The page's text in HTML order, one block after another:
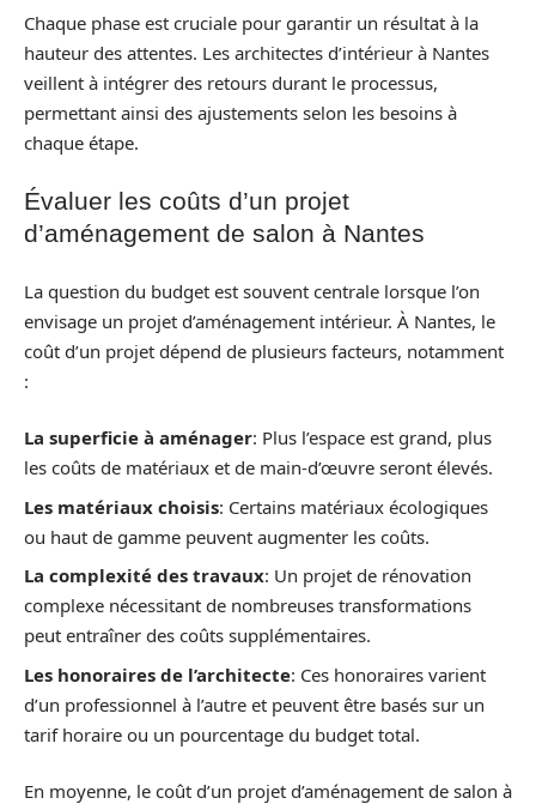
Chaque phase est cruciale pour garantir un résultat à la
hauteur des attentes. Les architectes d’intérieur à Nantes
veillent à intégrer des retours durant le processus,
permettant ainsi des ajustements selon les besoins à
chaque étape.
Évaluer les coûts d’un projet
d’aménagement de salon à Nantes
La question du budget est souvent centrale lorsque l’on
envisage un projet d’aménagement intérieur. À Nantes, le
coût d’un projet dépend de plusieurs facteurs, notamment
:
La superficie à aménager: Plus l’espace est grand, plus
les coûts de matériaux et de main-d’œuvre seront élevés.
Les matériaux choisis: Certains matériaux écologiques
ou haut de gamme peuvent augmenter les coûts.
La complexité des travaux: Un projet de rénovation
complexe nécessitant de nombreuses transformations
peut entraîner des coûts supplémentaires.
Les honoraires de l’architecte: Ces honoraires varient
d’un professionnel à l’autre et peuvent être basés sur un
tarif horaire ou un pourcentage du budget total.
En moyenne, le coût d’un projet d’aménagement de salon à